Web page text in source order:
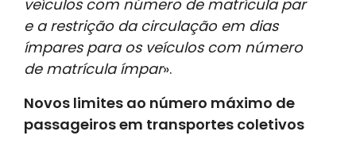
veículos com número de matrícula par
e a restrição da circulação em dias
ímpares para os veículos com número
de matrícula ímpar».
Novos limites ao número máximo de
passageiros em transportes coletivos